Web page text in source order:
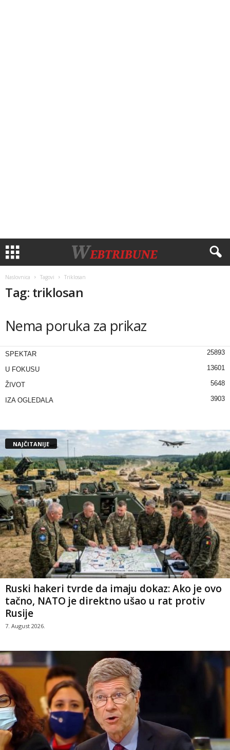
Naslovnica Tagovi Triklosan
Tag: triklosan
Nema poruka za prikaz
SPEKTAR 25893
U FOKUSU 13601
ŽIVOT 5648
IZA OGLEDALA 3903
NAJČITANIJE
Ruski hakeri tvrde da imaju dokaz: Ako je ovo
tačno, NATO je direktno ušao u rat protiv
Rusije
7. August 2026.